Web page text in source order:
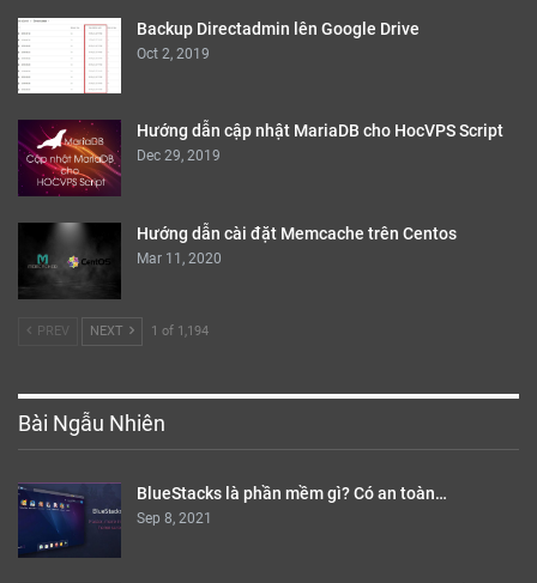
Backup Directadmin lên Google Drive
Oct 2, 2019
Hướng dẫn cập nhật MariaDB cho HocVPS Script
Dec 29, 2019
Hướng dẫn cài đặt Memcache trên Centos
Mar 11, 2020
PREV NEXT 1 of 1,194
Bài Ngẫu Nhiên
BlueStacks là phần mềm gì? Có an toàn…
Sep 8, 2021